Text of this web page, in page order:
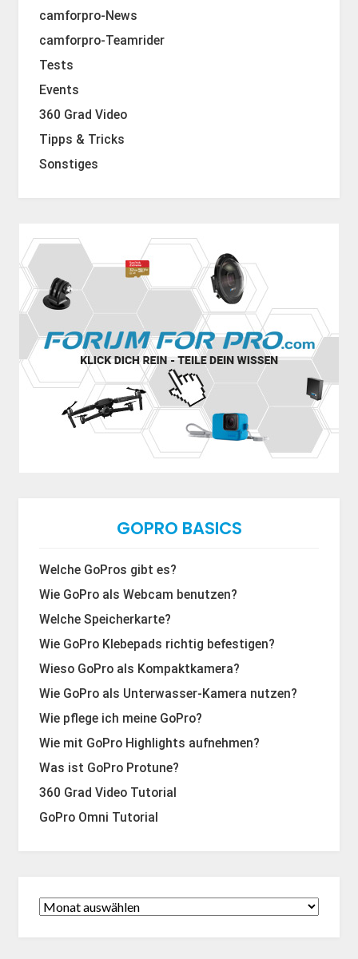
camforpro-News
camforpro-Teamrider
Tests
Events
360 Grad Video
Tipps & Tricks
Sonstiges
GOPRO BASICS
Welche GoPros gibt es?
Wie GoPro als Webcam benutzen?
Welche Speicherkarte?
Wie GoPro Klebepads richtig befestigen?
Wieso GoPro als Kompaktkamera?
Wie GoPro als Unterwasser-Kamera nutzen?
Wie pflege ich meine GoPro?
Wie mit GoPro Highlights aufnehmen?
Was ist GoPro Protune?
360 Grad Video Tutorial
GoPro Omni Tutorial